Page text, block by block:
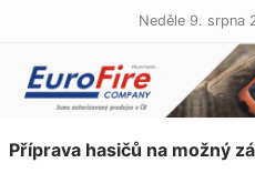
Neděle 9. srpna
Příprava hasičů na možný